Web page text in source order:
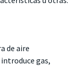
de aire
gas,